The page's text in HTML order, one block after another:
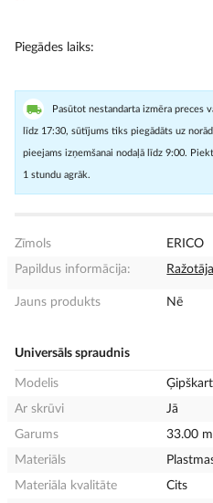
Piegādes laiks
Pasūtot nestandarta izmēra preces
līdz 17:30, sūtījums tiks piegādāts uz
pieejams izņemšanai nodaļā līdz 9:00.
1 stundu agrāk.
Zīmols
ERICO
Papildus informācija:
Jauns produkts Nē
Universāls spraudnis
Modelis
Ar skrūvi
Jā
Garums
33.00
Materiāls
Materiāla kvalitāte
Cits